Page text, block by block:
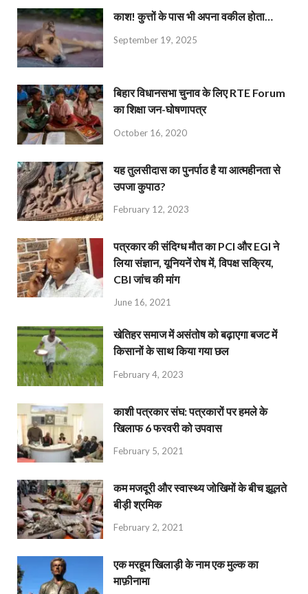
काश! कुत्तों के पास भी अपना वकील होता…
September 19, 2025
बिहार विधानसभा चुनाव के लिए RTE Forum
का शिक्षा जन-घोषणापत्र
October 16, 2020
यह तुलसीदास का पुनर्पाठ है या आत्महीनता से
उपजा कुपाठ?
February 12, 2023
पत्रकार की संदिग्ध मौत का PCI और EGI ने
लिया संज्ञान, यूनियनें रोष में, विपक्ष सक्रिय,
CBI जांच की मांग
June 16, 2021
खेतिहर समाज में असंतोष को बढ़ाएगा बजट में
किसानों के साथ किया गया छल
February 4, 2023
काशी पत्रकार संघ: पत्रकारों पर हमले के
खिलाफ 6 फरवरी को उपवास
February 5, 2021
कम मजदूरी और स्वास्थ्य जोखिमों के बीच झूलते
बीड़ी श्रमिक
February 2, 2021
एक मरहूम खिलाड़ी के नाम एक मुल्क का
माफ़ीनामा